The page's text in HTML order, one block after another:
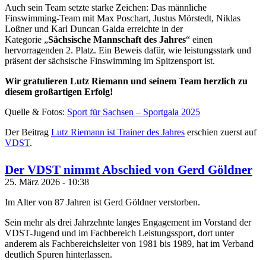
Auch sein Team setzte starke Zeichen: Das männliche
Finswimming-Team mit Max Poschart, Justus Mörstedt, Niklas
Loßner und Karl Duncan Gaida erreichte in der
Kategorie „Sächsische Mannschaft des Jahres“ einen
hervorragenden 2. Platz. Ein Beweis dafür, wie leistungsstark und
präsent der sächsische Finswimming im Spitzensport ist.
Wir gratulieren Lutz Riemann und seinem Team herzlich zu
diesem großartigen Erfolg!
Quelle & Fotos: Sport für Sachsen – Sportgala 2025
Der Beitrag Lutz Riemann ist Trainer des Jahres erschien zuerst auf
VDST.
Der VDST nimmt Abschied von Gerd Göldner
25. März 2026 - 10:38
Im Alter von 87 Jahren ist Gerd Göldner verstorben.
Sein mehr als drei Jahrzehnte langes Engagement im Vorstand der
VDST-Jugend und im Fachbereich Leistungssport, dort unter
anderem als Fachbereichsleiter von 1981 bis 1989, hat im Verband
deutlich Spuren hinterlassen.